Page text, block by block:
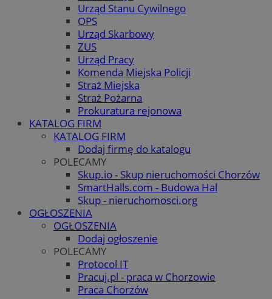
Urząd Stanu Cywilnego
OPS
Urząd Skarbowy
ZUS
Urząd Pracy
Komenda Miejska Policji
Straż Miejska
Straż Pożarna
Prokuratura rejonowa
KATALOG FIRM
KATALOG FIRM
Dodaj firmę do katalogu
POLECAMY
Skup.io - Skup nieruchomości Chorzów
SmartHalls.com - Budowa Hal
Skup - nieruchomosci.org
OGŁOSZENIA
OGŁOSZENIA
Dodaj ogłoszenie
POLECAMY
Protocol IT
Pracuj.pl - praca w Chorzowie
Praca Chorzów